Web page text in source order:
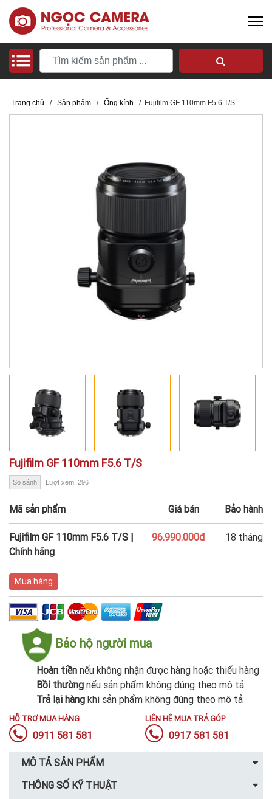
Trang chủ / Sản phẩm / Ống kính / Fujifilm GF 110mm F5.6 T/S
Fujifilm GF 110mm F5.6 T/S
So sánh Lượt xem: 296
Mã sản phẩm Giá bán Bảo hành
Fujifilm GF 110mm F5.6 T/S |
Chính hãng
96.990.000đ 18 tháng
Mua hàng
Bảo hộ người mua
Hoàn tiền nếu không nhận được hàng hoặc thiếu hàng
Bồi thường nếu sản phẩm không đúng theo mô tả
Trả lại hàng khi sản phẩm không đúng theo mô tả
HỖ TRỢ MUA HÀNG
0911 581 581
LIÊN HỆ MUA TRẢ GÓP
0917 581 581
MÔ TẢ SẢN PHẨM
THÔNG SỐ KỸ THUẬT